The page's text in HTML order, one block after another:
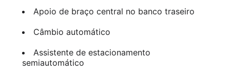
Apoio de braço central no banco traseiro
Câmbio automático
Assistente de estacionamento
semiautomático